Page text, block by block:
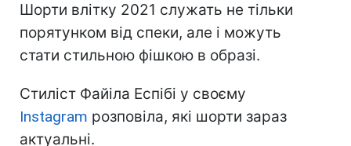
Шорти влітку 2021 служать не тільки
порятунком від спеки, але і можуть
стати стильною фішкою в образі.
Стиліст Файіла Еспібі у своєму
Instagram розповіла, які шорти зараз
актуальні.